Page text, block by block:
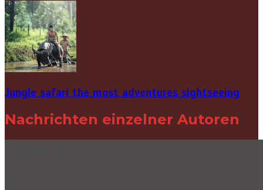
Jungle safari the most adventures sightseeing
Nachrichten einzelner Autoren